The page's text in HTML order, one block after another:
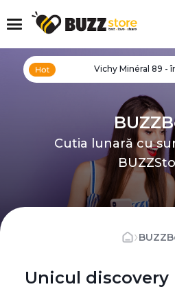
Vichy Minéral 89 -
Cutia lunară cu
›
Unicul